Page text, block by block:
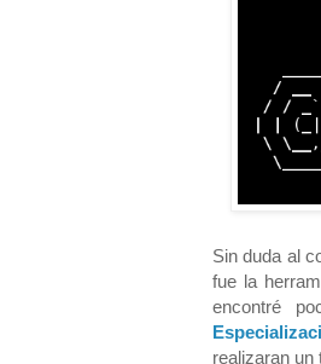
Sin duda al
fue la
encontré
realizaran un